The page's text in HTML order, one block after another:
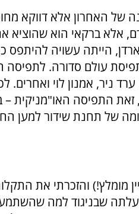
של האחרון אלא דווקא
אלא ברקאי הוא שהוציא
הייתה עשויה
עולם סדורה. לתפיסה
ניר, אמנון לוי ואחרים.
זאת התפיסה האו"מניקית
של תחנת שידור למען
מומלץ!) והזכרתי את
שבניגוד למה